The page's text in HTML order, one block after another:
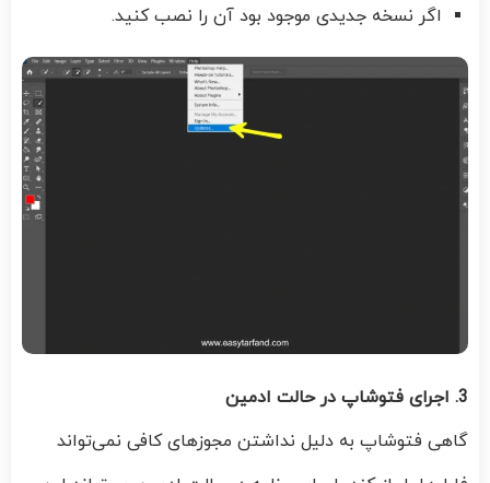
اگر نسخه جدیدی موجود بود آن را نصب کنید.
3. اجرای فتوشاپ در حالت ادمین
گاهی فتوشاپ به دلیل نداشتن مجوزهای کافی نمی‌تواند